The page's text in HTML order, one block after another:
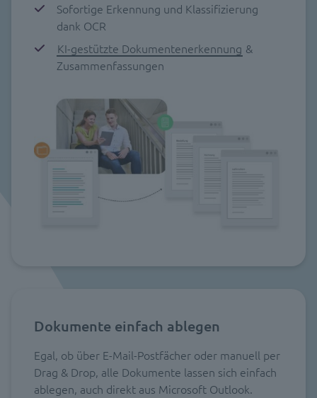
Sofortige Erkennung und Klassifizierung
dank OCR
KI-gestützte Dokumentenerkennung &
Zusammenfassungen
Dokumente einfach ablegen
Egal, ob über E-Mail-Postfächer oder manuell per
Drag & Drop, alle Dokumente lassen sich einfach
ablegen, auch direkt aus Microsoft Outlook.